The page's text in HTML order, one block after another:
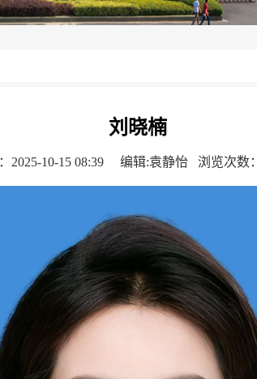
刘晓楠
2025-10-15 08:39 编辑:袁静怡 浏览次数：